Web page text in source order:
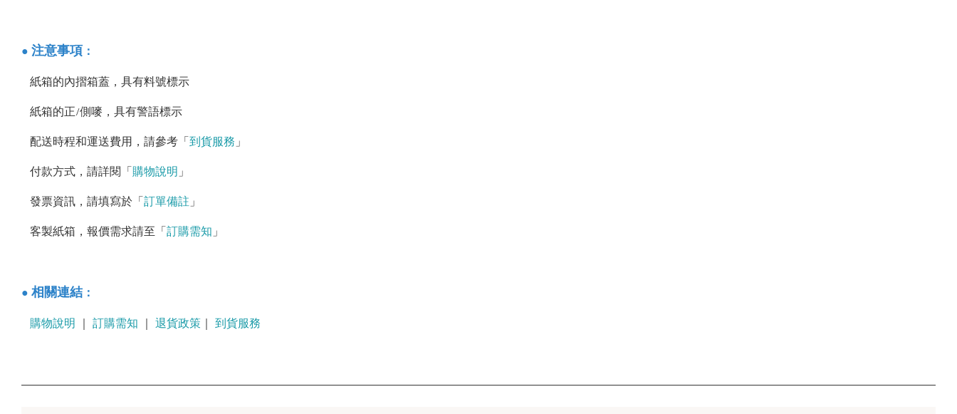
● 注意事項 ：
紙箱的內摺箱蓋，具有料號標示
紙箱的正/側嘜，具有警語標示
配送時程和運送費用，請參考「 到貨服務 」
付款方式，請詳閱「 購物說明 」
發票資訊，請填寫於「 訂單備註 」
客製紙箱，報價需求請至「 訂購需知 」
● 相關連結 ：
購物說明 訂購需知 退貨政策 到貨服務